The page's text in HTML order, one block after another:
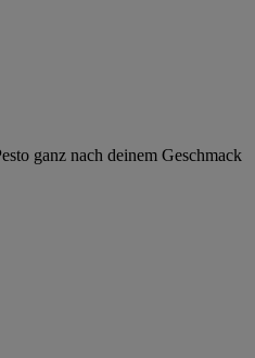
ganz nach deinem Geschmack